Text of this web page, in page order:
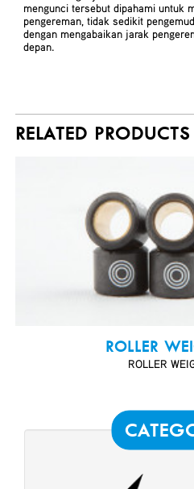
mengunci tersebut dipahami untuk
pengereman, tidak sedikit
dengan mengabaikan jarak
depan.
RELATED PRODUCTS
ROLLER
ROLLER